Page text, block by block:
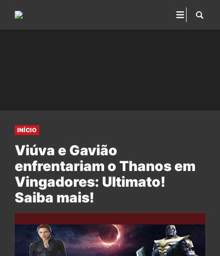
INÍCIO
Viúva e Gavião
enfrentariam o Thanos em
Vingadores: Ultimato!
Saiba mais!